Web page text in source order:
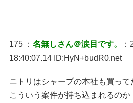
175 ： 名無しさん＠涙目です。
18:40:07.14 ID:HyN+budR0.net
ニトリはシャープの本社も買って
こういう案件が持ち込まれるのか